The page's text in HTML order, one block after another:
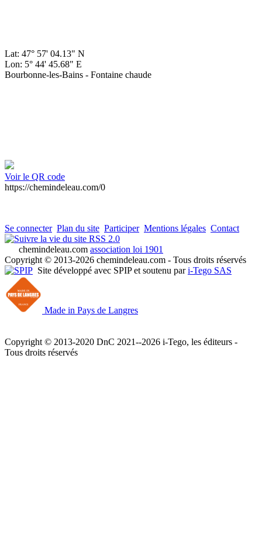
Lat: 47° 57' 04.13" N
Lon: 5° 44' 45.68" E
Bourbonne-les-Bains - Fontaine chaude
Voir le QR code
https://chemindeleau.com/0
Se connecter Plan du site Participer Mentions légales Contact
RSS 2.0
chemindeleau.com association loi 1901
Copyright © 2013-2026 chemindeleau.com - Tous droits réservés
Site développé avec SPIP et soutenu pari-Tego SAS
Made in Pays de Langres
Copyright © 2013-2020 DnC 2021--2026 i-Tego, les éditeurs -
Tous droits réservés